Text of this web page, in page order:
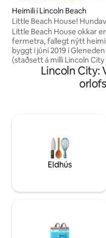
Heimili í Lincoln Beach
Little Beach House! Hundavænt!
á ströndina!
Little Beach House okkar
fermetra, fallegt nýtt
byggt í júní 2019 í
(staðsett á milli Lincoln
göngufjarlægð við enda
Grafðu tærnar í sandinn
tveimur hjónasvítum,
sérsniðnum skápum og
er NÝTT, allt frá
rúmfata. Garður afgirtur.
Lincoln
Eldhús